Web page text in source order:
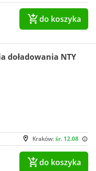
do koszyka
doładowania NTY
Kraków:śr. 12.08
do koszyka